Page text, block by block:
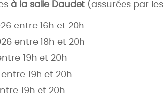
à la salle Daudet (assurées par
entre 16h et 20h
entre 18h et 20h
19h et 20h
19h et 20h
19h et 20h